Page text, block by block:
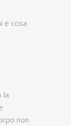
e cosa
la
non